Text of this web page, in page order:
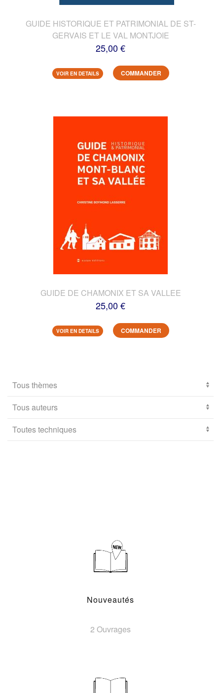
GUIDE HISTORIQUE ET PATRIMONIAL DE ST-
GERVAIS ET LE VAL MONTJOIE
25,00 €
VOIR EN DETAILS COMMANDER
GUIDE DE CHAMONIX ET SA VALLEE
25,00 €
VOIR EN DETAILS COMMANDER
Nouveautés
2 Ouvrages